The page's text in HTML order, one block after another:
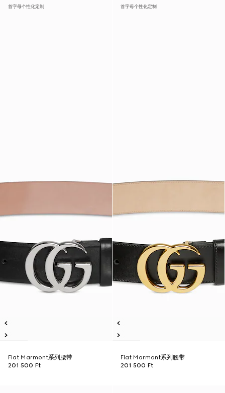
首字母个性化定制
Flat Marmont系列腰带
201 500 Ft
首字母个性化定制
Flat Marmont系列腰带
201 500 Ft